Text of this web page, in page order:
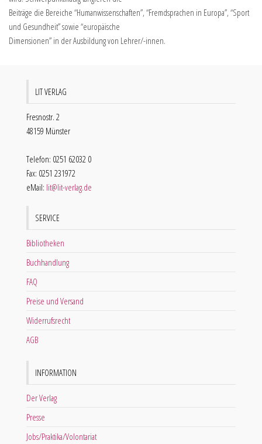
Beiträge die Bereiche “Humanwissenschaften”, “Fremdsprachen in Europa”, “Sport
und Gesundheit” sowie “europäische
Dimensionen” in der Ausbildung von Lehrer/-innen.
LIT VERLAG
Fresnostr. 2
48159 Münster
Telefon: 0251 62032 0
Fax: 0251 231972
eMail: lit@lit-verlag.de
SERVICE
Bibliotheken
Buchhandlung
FAQ
Preise und Versand
Widerrufsrecht
AGB
INFORMATION
Der Verlag
Presse
Jobs/Praktika/Volontariat